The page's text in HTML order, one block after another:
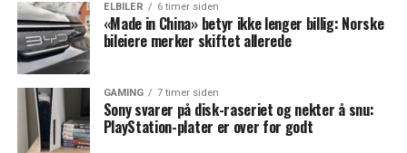
ELBILER 6 timer siden
«Made in China» betyr ikke lenger billig: Norske
bileiere merker skiftet allerede
GAMING 7 timer siden
Sony svarer på disk-raseriet og nekter å snu:
PlayStation-plater er over for godt